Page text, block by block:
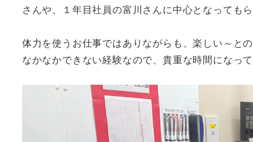
さんや、１年目社員の富川さんに中心となっても
体力を使うお仕事ではありながらも、楽しい～と
なかなかできない経験なので、貴重な時間になっ